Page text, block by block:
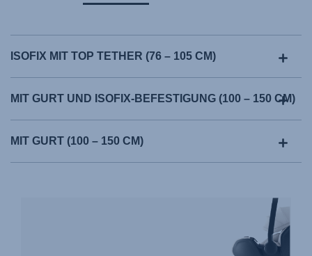
ISOFIX MIT TOP TETHER (76 – 105 CM)
MIT GURT UND ISOFIX-BEFESTIGUNG (100 – 150 CM)
MIT GURT (100 – 150 CM)